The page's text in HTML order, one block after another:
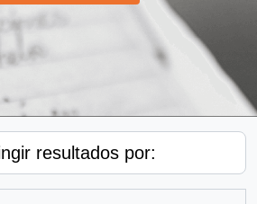
resultados por: